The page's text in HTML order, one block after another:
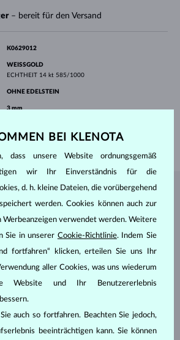
– bereit für den Versand
K0629012
WEISSGOLD
ECHTHEIT 14 kt 585/1000
OHNE EDELSTEIN
3 mm
1.00 g
DEM KLENOTA ATELIER
BEI KLENOTA
dass unsere Website ordnungsgemäß
wir Ihr Einverständnis für die
d. h. kleine Dateien, die vorübergehend
werden. Cookies können auch zur
Werbeanzeigen verwendet werden. Weitere
Sie in unserer Cookie-Richtlinie. Indem Sie
fortfahren“ klicken, erteilen Sie uns Ihr
aller Cookies, was uns wiederum
Website und Ihr Benutzererlebnis
auch so fortfahren. Beachten Sie jedoch,
beeinträchtigen kann. Sie können